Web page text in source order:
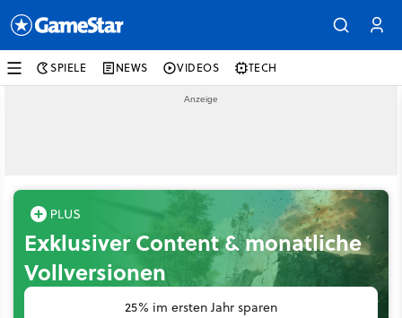
SPIELE NEWS VIDEOS TECH
Exklusiver Content & monatliche
Vollversionen
25% im ersten Jahr sparen